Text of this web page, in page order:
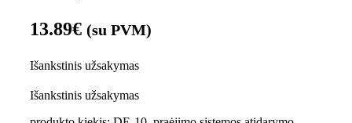
13.89€ (su PVM)
Išankstinis užsakymas
Išankstinis užsakymas